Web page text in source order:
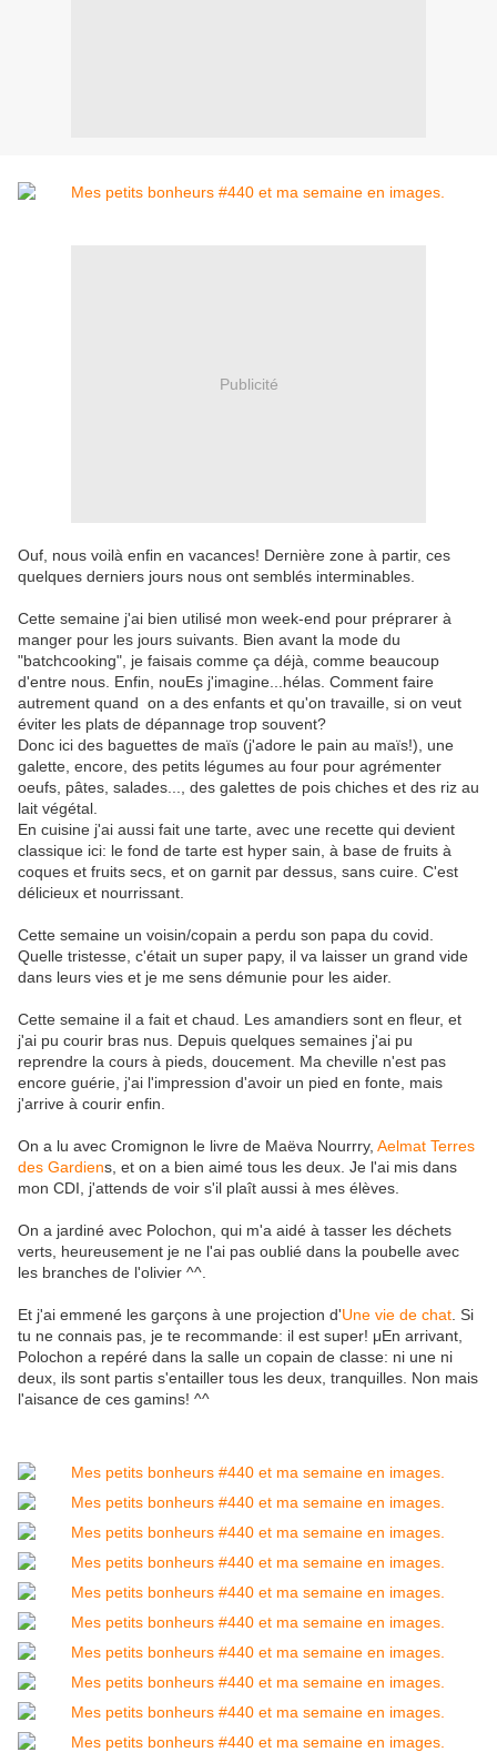
Publicité
Ouf, nous voilà enfin en vacances! Dernière zone à partir, ces
quelques derniers jours nous ont semblés interminables.
Cette semaine j'ai bien utilisé mon week-end pour préprarer à
manger pour les jours suivants. Bien avant la mode du
"batchcooking", je faisais comme ça déjà, comme beaucoup
d'entre nous. Enfin, nouEs j'imagine...hélas. Comment faire
autrement quand on a des enfants et qu'on travaille, si on veut
éviter les plats de dépannage trop souvent?
Donc ici des baguettes de maïs (j'adore le pain au maïs!), une
galette, encore, des petits légumes au four pour agrémenter
oeufs, pâtes, salades..., des galettes de pois chiches et des riz au
lait végétal.
En cuisine j'ai aussi fait une tarte, avec une recette qui devient
classique ici: le fond de tarte est hyper sain, à base de fruits à
coques et fruits secs, et on garnit par dessus, sans cuire. C'est
délicieux et nourrissant.
Cette semaine un voisin/copain a perdu son papa du covid.
Quelle tristesse, c'était un super papy, il va laisser un grand vide
dans leurs vies et je me sens démunie pour les aider.
Cette semaine il a fait et chaud. Les amandiers sont en fleur, et
j'ai pu courir bras nus. Depuis quelques semaines j'ai pu
reprendre la cours à pieds, doucement. Ma cheville n'est pas
encore guérie, j'ai l'impression d'avoir un pied en fonte, mais
j'arrive à courir enfin.
On a lu avec Cromignon le livre de Maëva Nourrry, Aelmat Terres
des Gardiens, et on a bien aimé tous les deux. Je l'ai mis dans
mon CDI, j'attends de voir s'il plaît aussi à mes élèves.
On a jardiné avec Polochon, qui m'a aidé à tasser les déchets
verts, heureusement je ne l'ai pas oublié dans la poubelle avec
les branches de l'olivier ^^.
Et j'ai emmené les garçons à une projection d'Une vie de chat . Si
tu ne connais pas, je te recommande: il est super! μEn arrivant,
Polochon a repéré dans la salle un copain de classe: ni une ni
deux, ils sont partis s'entailler tous les deux, tranquilles. Non mais
l'aisance de ces gamins! ^^